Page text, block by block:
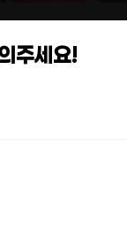
주세요!